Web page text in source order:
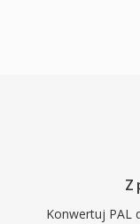
Z
Konwertuj PAL